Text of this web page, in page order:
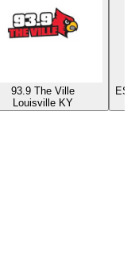
93.9 The Ville
Louisville KY